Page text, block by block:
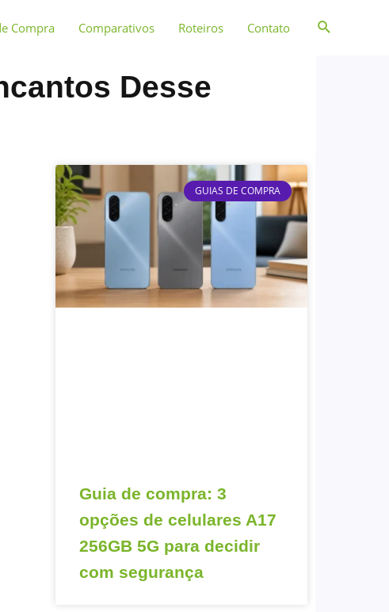
Compra Comparativos Roteiros Contato
Desse
GUIAS DE COMPRA
Guia de compra: 3
opções de celulares A17
256GB 5G para decidir
com segurança